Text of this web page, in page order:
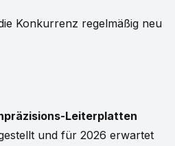
Konkurrenz regelmäßig neu
Leiterplatten
und für 2026 erwartet